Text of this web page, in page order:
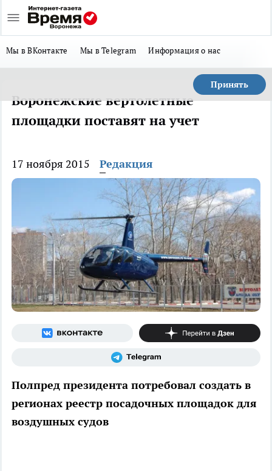
Мы в ВКонтакте Мы в Telegram Информация о нас
Принять
Воронежские вертолетные
площадки поставят на учет
17 ноября 2015 Редакция
Полпред президента потребовал создать в
регионах реестр посадочных площадок для
воздушных судов